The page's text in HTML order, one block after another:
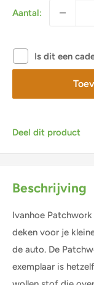
Aantal:
Is dit een
Deel dit product
Beschrijving
Ivanhoe
deken voor je
de auto. De
exemplaar is